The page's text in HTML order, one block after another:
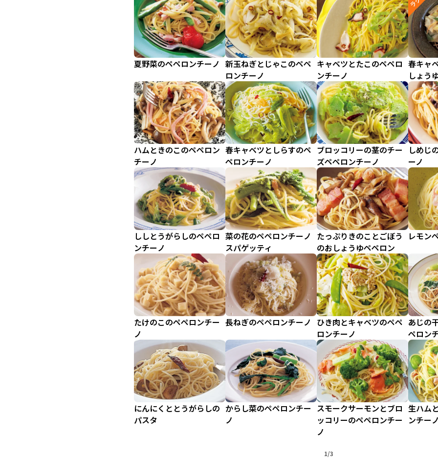
夏野菜のペペロンチーノ 新玉ねぎとじゃこのペペ
ロンチーノ
キャベツとたこのペペロ
ンチーノ
春キャ
しょう
ハムときのこのペペロン
チーノ
春キャベツとしらすのペ
ペロンチーノ
ブロッコリーの茎のチー
ズペペロンチーノ
しめじ
ーノ
ししとうがらしのペペロ
ンチーノ
菜の花のペペロンチーノ
スパゲッティ
たっぷりきのことごぼう
のおしょうゆペペロン
レモン
たけのこのペペロンチー
ノ
長ねぎのペペロンチーノ
ひき肉とキャベツのペペ
ロンチーノ
あじの
ペロン
にんにくととうがらしの
パスタ
からし菜のペペロンチー
ノ
スモークサーモンとブロ
ッコリーのペペロンチー
ノ
生ハム
ンチー
1/3